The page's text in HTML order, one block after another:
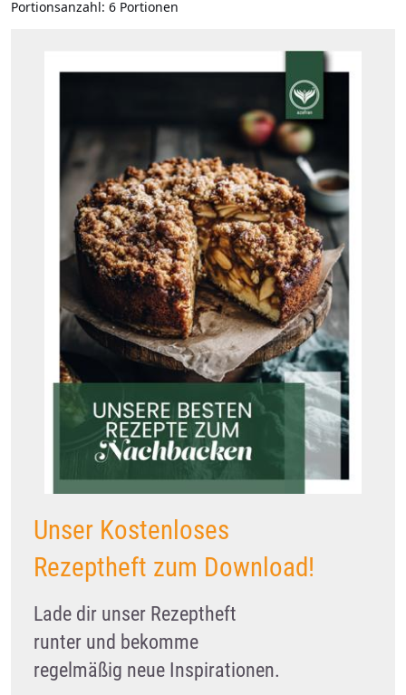
Portionsanzahl: 6 Portionen
Unser Kostenloses
Rezeptheft zum Download!
Lade dir unser Rezeptheft
runter und bekomme
regelmäßig neue Inspirationen.